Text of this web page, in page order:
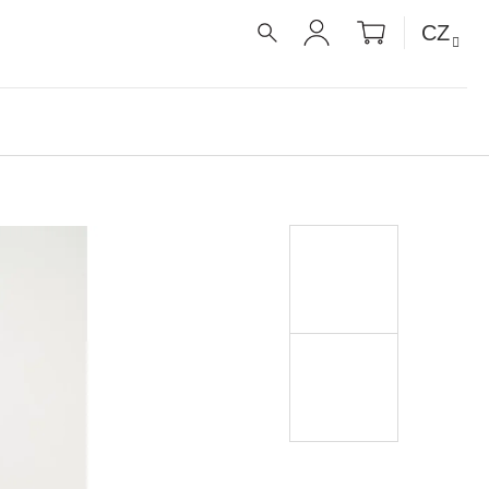
PŘIHLÁŠENÍ
NÁKUPNÍ
KOŠÍK
CZ
RECEPTY PRO